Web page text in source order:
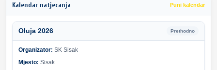
Kalendar natjecanja Puni kalendar
Oluja 2026 Prethodno
Organizator: SK Sisak
Mjesto: Sisak